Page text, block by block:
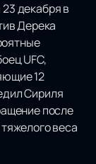
декабря в
Дерека
UFC,
12
Сириля
после
веса